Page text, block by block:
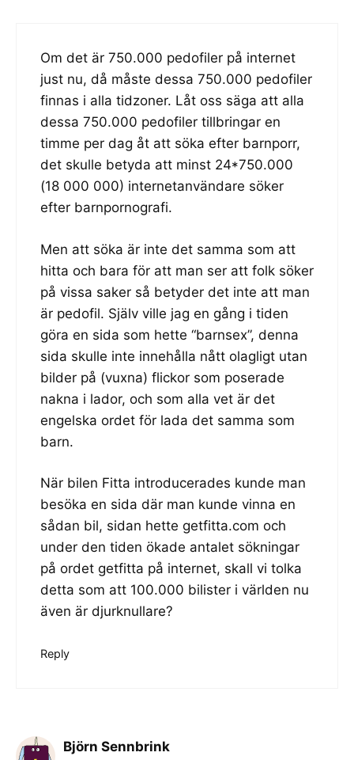
Om det är 750.000 pedofiler på internet
just nu, då måste dessa 750.000 pedofiler
finnas i alla tidzoner. Låt oss säga att alla
dessa 750.000 pedofiler tillbringar en
timme per dag åt att söka efter barnporr,
det skulle betyda att minst 24*750.000
(18 000 000) internetanvändare söker
efter barnpornografi.
Men att söka är inte det samma som att
hitta och bara för att man ser att folk söker
på vissa saker så betyder det inte att man
är pedofil. Själv ville jag en gång i tiden
göra en sida som hette “barnsex”, denna
sida skulle inte innehålla nått olagligt utan
bilder på (vuxna) flickor som poserade
nakna i lador, och som alla vet är det
engelska ordet för lada det samma som
barn.
När bilen Fitta introducerades kunde man
besöka en sida där man kunde vinna en
sådan bil, sidan hette getfitta.com och
under den tiden ökade antalet sökningar
på ordet getfitta på internet, skall vi tolka
detta som att 100.000 bilister i världen nu
även är djurknullare?
Reply
Björn Sennbrink